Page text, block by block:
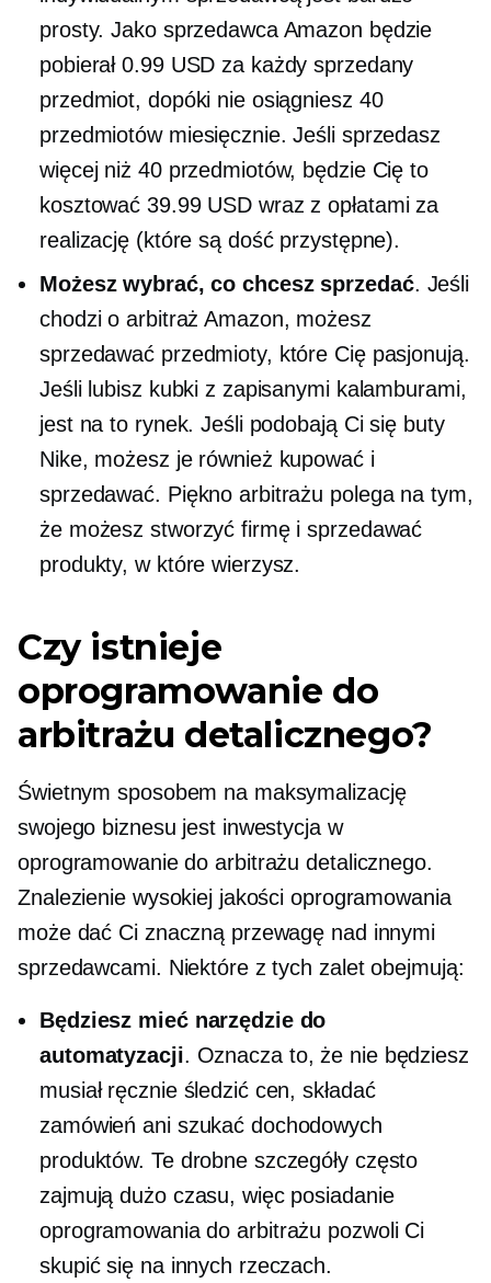
prosty. Jako sprzedawca Amazon będzie
pobierał 0.99 USD za każdy sprzedany
przedmiot, dopóki nie osiągniesz 40
przedmiotów miesięcznie. Jeśli sprzedasz
więcej niż 40 przedmiotów, będzie Cię to
kosztować 39.99 USD wraz z opłatami za
realizację (które są dość przystępne).
Możesz wybrać, co chcesz sprzedać. Jeśli
chodzi o arbitraż Amazon, możesz
sprzedawać przedmioty, które Cię pasjonują.
Jeśli lubisz kubki z zapisanymi kalamburami,
jest na to rynek. Jeśli podobają Ci się buty
Nike, możesz je również kupować i
sprzedawać. Piękno arbitrażu polega na tym,
że możesz stworzyć firmę i sprzedawać
produkty, w które wierzysz.
Czy istnieje
oprogramowanie do
arbitrażu detalicznego?
Świetnym sposobem na maksymalizację
swojego biznesu jest inwestycja w
oprogramowanie do arbitrażu detalicznego.
Znalezienie wysokiej jakości oprogramowania
może dać Ci znaczną przewagę nad innymi
sprzedawcami. Niektóre z tych zalet obejmują:
Będziesz mieć narzędzie do
automatyzacji. Oznacza to, że nie będziesz
musiał ręcznie śledzić cen, składać
zamówień ani szukać dochodowych
produktów. Te drobne szczegóły często
zajmują dużo czasu, więc posiadanie
oprogramowania do arbitrażu pozwoli Ci
skupić się na innych rzeczach.